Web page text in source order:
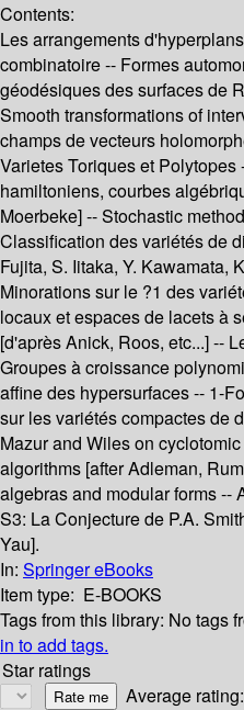
Contents:
Les arrangements
combinatoire -- Formes
géodésiques des surfaces de
Smooth transformations of
champs de vecteurs
Varietes Toriques et
hamiltoniens, courbes
Moerbeke] -- Stochastic
Classification des variétés de
Fujita, S. Iitaka, Y. Kawamata,
Minorations sur le ?1 des
locaux et espaces de lacets à
[d'après Anick, Roos, etc...] --
Groupes à croissance
affine des hypersurfaces -- 1-
sur les variétés compactes de
Mazur and Wiles on
algorithms [after Adleman,
algebras and modular forms --
S3: La Conjecture de P.A.
Yau].
In: Springer eBooks
Item type: E-BOOKS
Tags from this library: No tags
in to add tags.
Star ratings
Average